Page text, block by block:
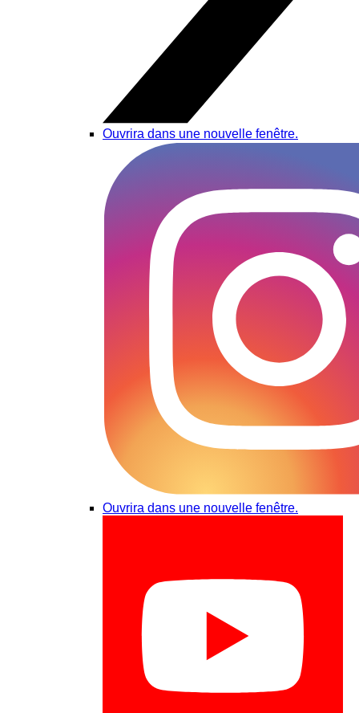
Ouvrira dans une nouvelle fenêtre.
Ouvrira dans une nouvelle fenêtre.